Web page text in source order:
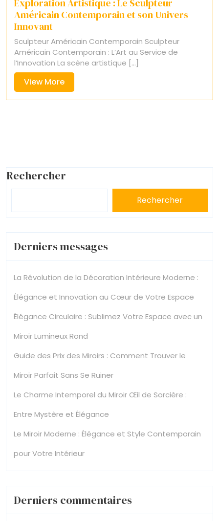
Exploration Artistique : Le Sculpteur
Américain Contemporain et son Univers
Innovant
Sculpteur Américain Contemporain Sculpteur
Américain Contemporain : L’Art au Service de
l’Innovation La scène artistique [...]
View MoreView
More
Rechercher
Rechercher
Derniers messages
La Révolution de la Décoration Intérieure Moderne :
Élégance et Innovation au Cœur de Votre Espace
Élégance Circulaire : Sublimez Votre Espace avec un
Miroir Lumineux Rond
Guide des Prix des Miroirs : Comment Trouver le
Miroir Parfait Sans Se Ruiner
Le Charme Intemporel du Miroir Œil de Sorcière :
Entre Mystère et Élégance
Le Miroir Moderne : Élégance et Style Contemporain
pour Votre Intérieur
Derniers commentaires